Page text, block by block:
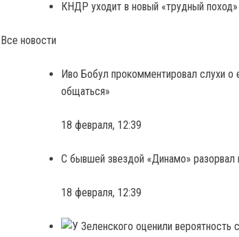
КНДР уходит в новый «трудный поход»
Все новости
Иво Бобул прокомментировал слухи
общаться»
18 февраля, 12:39
С бывшей звездой «Динамо» разорвал
18 февраля, 12:39